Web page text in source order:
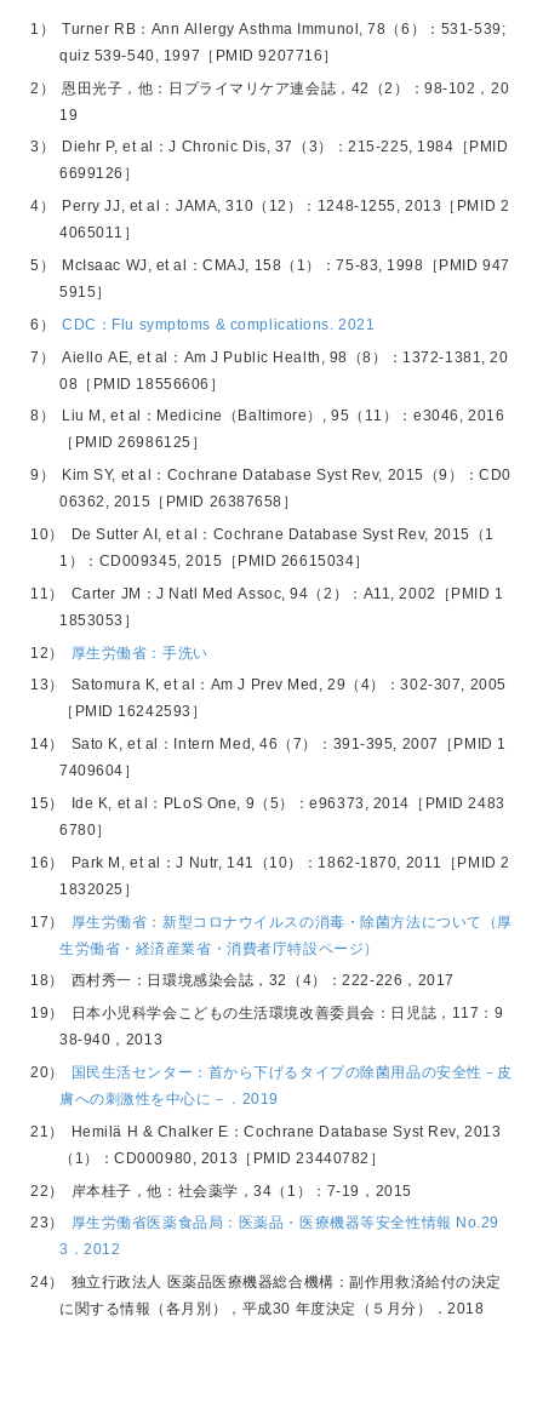
Turner RB：Ann Allergy Asthma Immunol, 78（6）：531-539;
quiz 539-540, 1997［PMID 9207716］
恩田光子，他：日プライマリケア連会誌，42（2）：98-102，20
19
Diehr P, et al：J Chronic Dis, 37（3）：215-225, 1984［PMID
6699126］
Perry JJ, et al：JAMA, 310（12）：1248-1255, 2013［PMID 2
4065011］
McIsaac WJ, et al：CMAJ, 158（1）：75-83, 1998［PMID 947
5915］
CDC：Flu symptoms & complications. 2021
Aiello AE, et al：Am J Public Health, 98（8）：1372-1381, 20
08［PMID 18556606］
Liu M, et al：Medicine（Baltimore）, 95（11）：e3046, 2016
［PMID 26986125］
Kim SY, et al：Cochrane Database Syst Rev, 2015（9）：CD0
06362, 2015［PMID 26387658］
De Sutter AI, et al：Cochrane Database Syst Rev, 2015（1
1）：CD009345, 2015［PMID 26615034］
Carter JM：J Natl Med Assoc, 94（2）：A11, 2002［PMID 1
1853053］
厚生労働省：手洗い
Satomura K, et al：Am J Prev Med, 29（4）：302-307, 2005
［PMID 16242593］
Sato K, et al：Intern Med, 46（7）：391-395, 2007［PMID 1
7409604］
Ide K, et al：PLoS One, 9（5）：e96373, 2014［PMID 2483
6780］
Park M, et al：J Nutr, 141（10）：1862-1870, 2011［PMID 2
1832025］
厚生労働省：新型コロナウイルスの消毒・除菌方法について（厚
生労働省・経済産業省・消費者庁特設ページ）
西村秀一：日環境感染会誌，32（4）：222-226，2017
日本小児科学会こどもの生活環境改善委員会：日児誌，117：9
38-940，2013
国民生活センター：首から下げるタイプの除菌用品の安全性－皮
膚への刺激性を中心に－．2019
Hemilä H & Chalker E：Cochrane Database Syst Rev, 2013
（1）：CD000980, 2013［PMID 23440782］
岸本桂子，他：社会薬学，34（1）：7-19，2015
厚生労働省医薬食品局：医薬品・医療機器等安全性情報 No.29
3．2012
独立行政法人 医薬品医療機器総合機構：副作用救済給付の決定
に関する情報（各月別），平成30 年度決定（５月分）．2018